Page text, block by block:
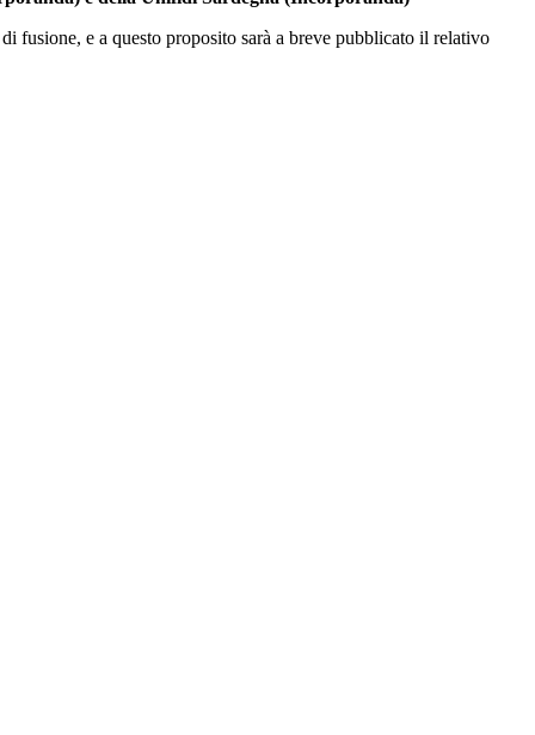
fusione, e a questo proposito sarà a breve pubblicato il relativo